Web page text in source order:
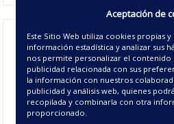
Lamanta plaid Ártic o, es una
elemento decorativo en el
de la cama o en el sofá para
invierno. Es una cálidamanta plaid
pelo que imita la textura de las
ártico, está disponible en la
Aceptación de
Este Sitio Web utiliza cookies propias
información estadística y analizar sus
nos permite personalizar el
publicidad relacionada con sus
la información con nuestros
publicidad y análisis web, quienes
recopilada y combinarla con otra
proporcionado.